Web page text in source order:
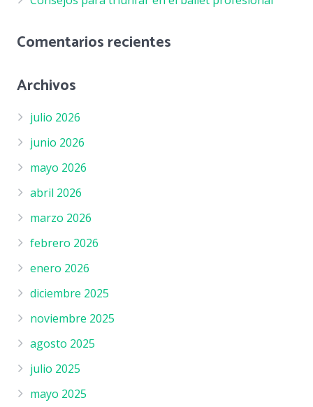
Comentarios recientes
Archivos
julio 2026
junio 2026
mayo 2026
abril 2026
marzo 2026
febrero 2026
enero 2026
diciembre 2025
noviembre 2025
agosto 2025
julio 2025
mayo 2025